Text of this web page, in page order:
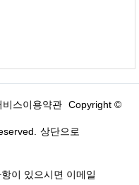
비스이용약관 Copyright ©
상단으로
이 있으시면 이메일